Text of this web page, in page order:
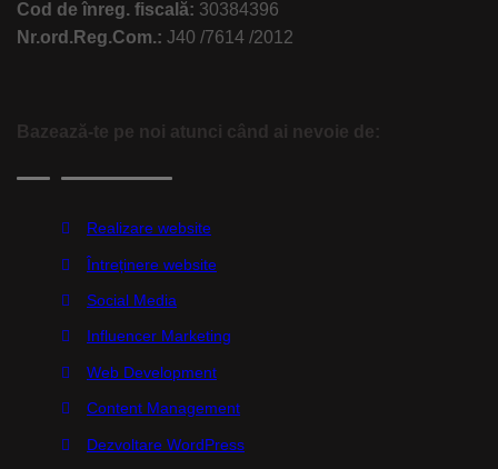
Cod de înreg. fiscală: 30384396
Nr.ord.Reg.Com.: J40 /7614 /2012
Bazează-te pe noi atunci când ai nevoie de:
Realizare website
Întreținere website
Social Media
Influencer Marketing
Web Development
Content Management
Dezvoltare WordPress